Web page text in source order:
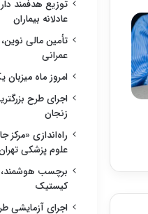
توزیع هدفمند
عادلانه بیماران
تأمین مالی
عمرانی
امروز ماه
اجرای طرح
زنجان
راه‌اندازی
علوم پزشکی
برچسب هوشمند،
کیستیک
اجرای آزمایشی